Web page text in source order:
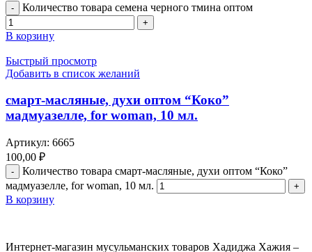
Количество товара семена черного тмина оптом
В корзину
Быстрый просмотр
Добавить в список желаний
смарт-масляные, духи оптом “Коко”
мадмуазелле, for woman, 10 мл.
Артикул: 6665
100,00 ₽
Количество товара смарт-масляные, духи оптом “Коко”
мадмуазелле, for woman, 10 мл.
В корзину
Интернет-магазин мусульманских товаров Хадиджа Хажия –